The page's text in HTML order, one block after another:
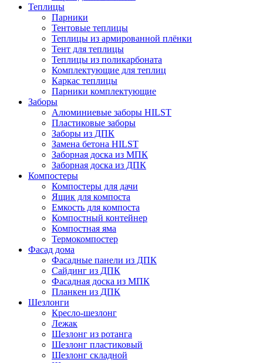
Теплицы
Парники
Тентовые теплицы
Теплицы из армированной плёнки
Тент для теплицы
Теплицы из поликарбоната
Комплектующие для теплиц
Каркас теплицы
Парники комплектующие
Заборы
Алюминиевые заборы HILST
Пластиковые заборы
Заборы из ДПК
Замена бетона HILST
Заборная доска из МПК
Заборная доска из ДПК
Компостеры
Компостеры для дачи
Ящик для компоста
Емкость для компоста
Компостный контейнер
Компостная яма
Термокомпостер
Фасад дома
Фасадные панели из ДПК
Сайдинг из ДПК
Фасадная доска из МПК
Планкен из ДПК
Шезлонги
Кресло-шезлонг
Лежак
Шезлонг из ротанга
Шезлонг пластиковый
Шезлонг складной